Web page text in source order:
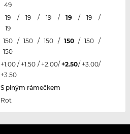
49
19 / 19 / 19 / 19 / 19
/
19
150 / 150 / 150 / 150 / 150 /
150
+1.00 / +1.50 / +2.00/ +2.50/ +3.00/
+3.50
S plným rámečkem
Rot